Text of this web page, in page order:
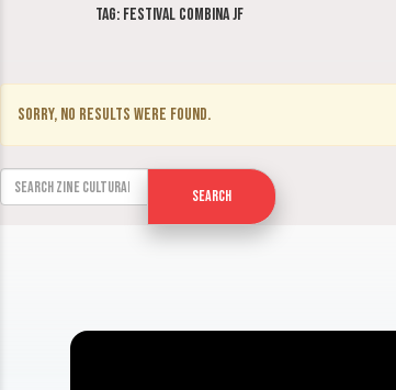
Tag: Festival Combina JF
Sorry, no results were found.
Search for:
Search